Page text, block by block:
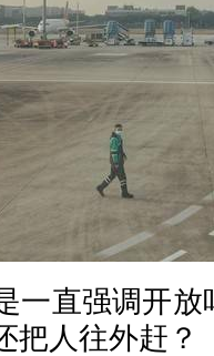
一直强调开放
把人往外赶？